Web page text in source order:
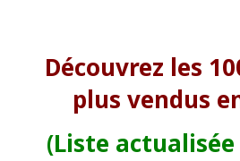
Découvrez les
plus vendus
(Liste